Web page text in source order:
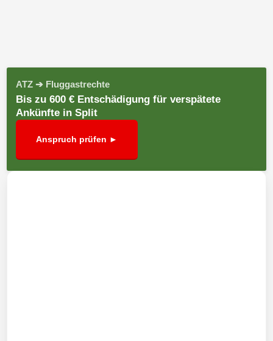
ATZ ➔ Fluggastrechte
Bis zu 600 € Entschädigung für verspätete
Ankünfte in Split
Anspruch prüfen ►